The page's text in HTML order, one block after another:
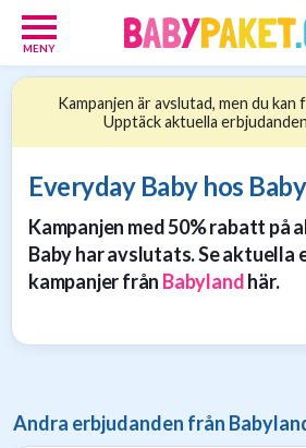
MENY
Kampanjen är avslutad, men du
Upptäck aktuella
Everyday Baby hos
Kampanjen med 50% rabatt på
Baby har avslutats. Se aktuella
kampanjer från Babylandhär.
Andra erbjudanden från
Föräldrar
Erbjudanden
Presenttips
15
Personliga
gåvor
Nätbutiker